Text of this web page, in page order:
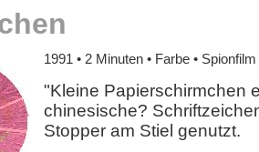
1991 • 2 Minuten • Farbe •
"Kleine Papierschirmchen
chinesische?
Stopper am Stiel genutzt.